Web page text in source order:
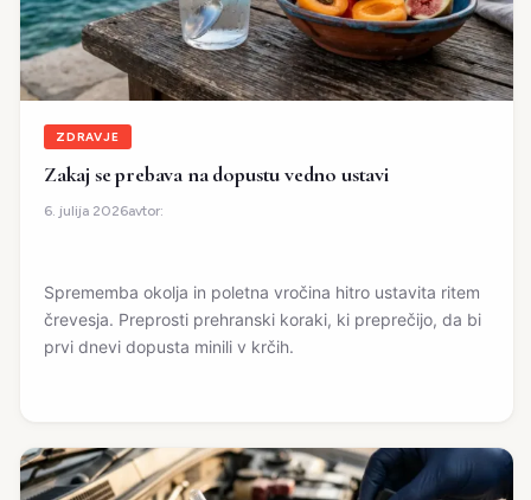
ZDRAVJE
Zakaj se prebava na dopustu vedno ustavi
6. julija 2026avtor:
Sprememba okolja in poletna vročina hitro ustavita ritem
črevesja. Preprosti prehranski koraki, ki preprečijo, da bi
prvi dnevi dopusta minili v krčih.